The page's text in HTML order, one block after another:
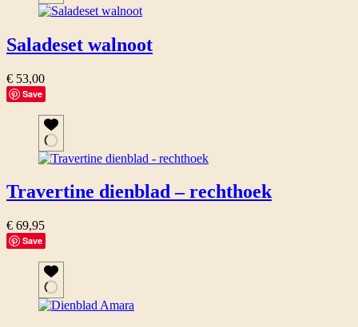
Saladeset walnoot
€ 53,00
Save
Travertine dienblad – rechthoek
€ 69,95
Save